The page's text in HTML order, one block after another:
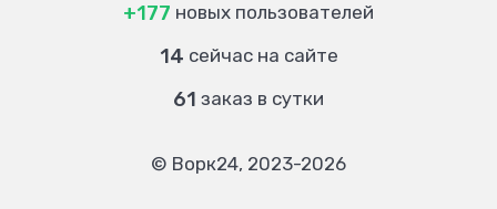
+177 новых пользователей
14 сейчас на сайте
61 заказ в сутки
© Ворк24, 2023-2026